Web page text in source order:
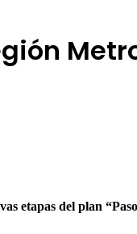
etapas del plan